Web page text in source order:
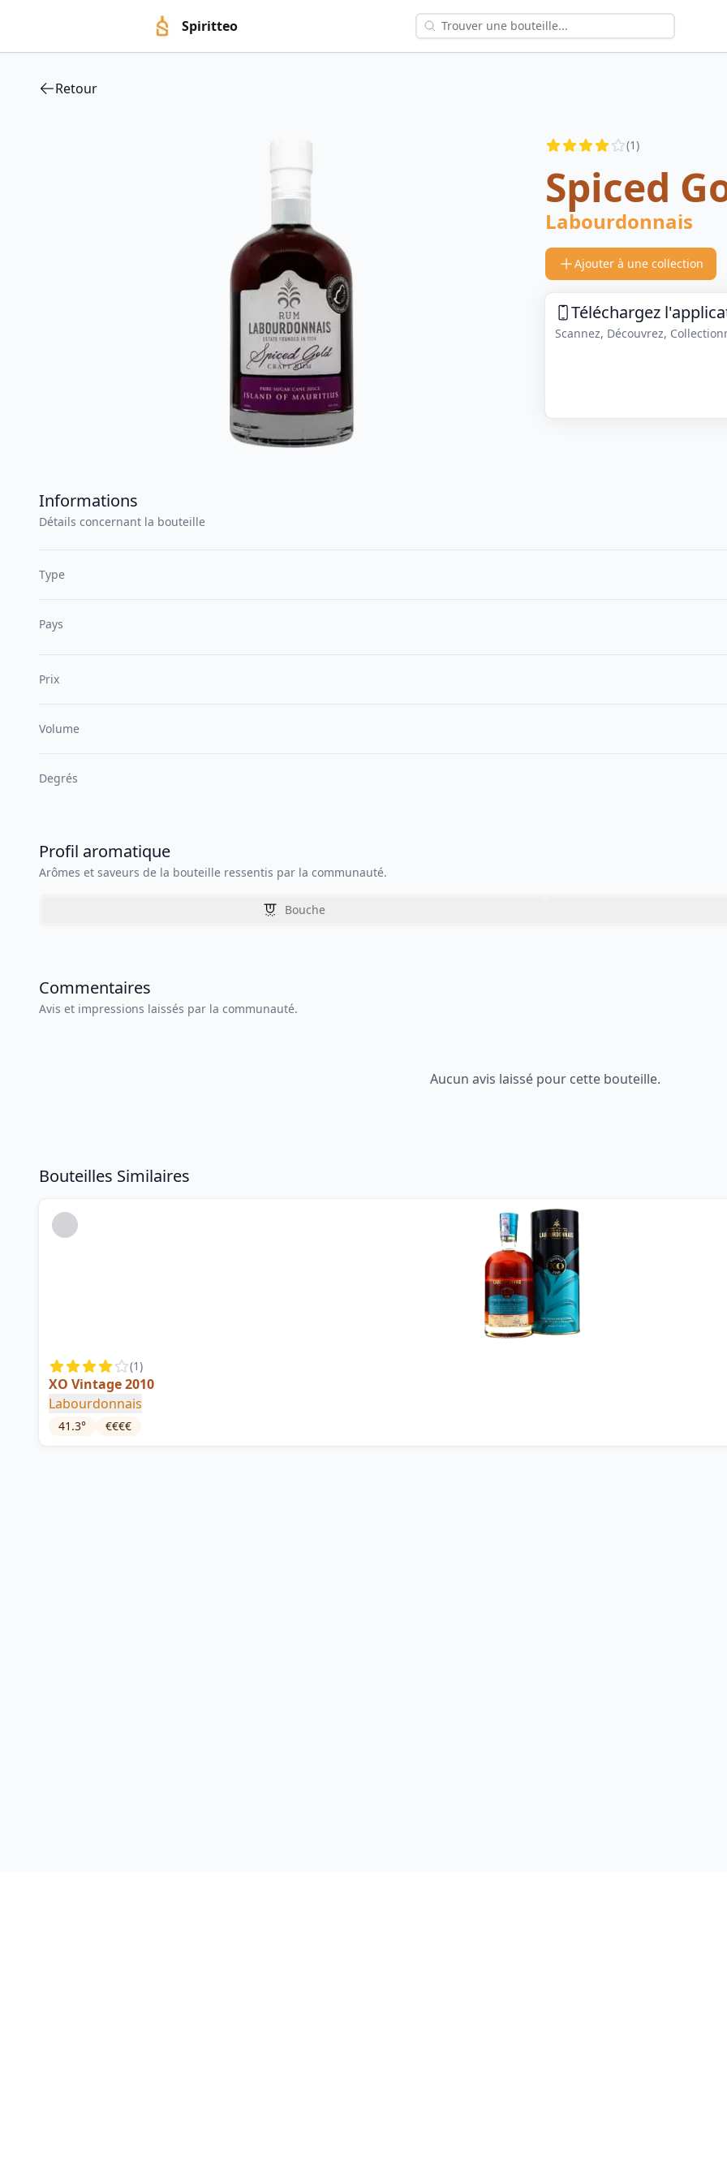
Spiritteo
Retour
Reviews (1)
Spiced
Labourdonnais
Ajouter à une collection
Téléchargez
Scannez, Découvrez,
Informations
Détails concernant la bouteille
Type
Pays
Prix
Volume
Degrés
Profil aromatique
Arômes et saveurs de la bouteille ressentis par la communauté.
Bouche
Commentaires
Avis et impressions laissés par la communauté.
Aucun avis laissé pour cette bouteille.
Bouteilles Similaires
(1)
XO Vintage 2010
Labourdonnais
41.3° €€€€